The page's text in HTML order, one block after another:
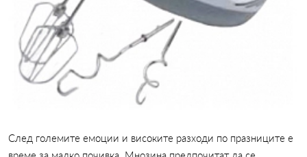
След големите емоции и високите разходи по празниците е